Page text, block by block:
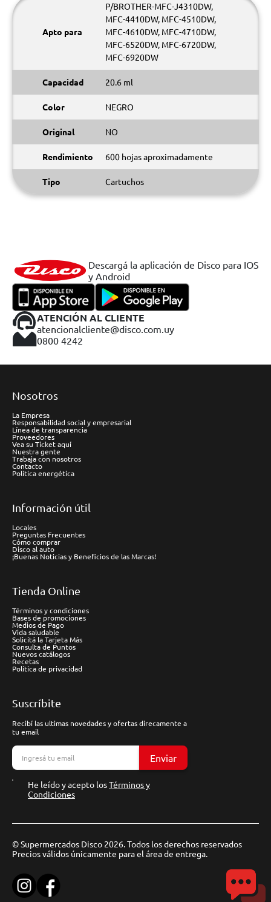
Apto para
P/BROTHER-MFC-J4310DW,
MFC-4410DW, MFC-4510DW,
MFC-4610DW, MFC-4710DW,
MFC-6520DW, MFC-6720DW,
MFC-6920DW
Capacidad 20.6 ml
Color NEGRO
Original NO
Rendimiento 600 hojas aproximadamente
Tipo Cartuchos
Descargá la aplicación de Disco para IOS
y Android
ATENCIÓN AL CLIENTE
atencionalcliente@disco.com.uy
0800 4242
Nosotros
La Empresa
Responsabilidad social y empresarial
Línea de transparencia
Proveedores
Vea su Ticket aquí
Nuestra gente
Trabaja con nosotros
Contacto
Política energética
Información útil
Locales
Preguntas Frecuentes
Cómo comprar
Disco al auto
¡Buenas Noticias y Beneficios de las Marcas!
Tienda Online
Términos y condiciones
Bases de promociones
Medios de Pago
Vida saludable
Solicitá la Tarjeta Más
Consulta de Puntos
Nuevos catálogos
Recetas
Política de privacidad
Suscríbite
Recibí las ultimas novedades y ofertas direcamente a
tu email
Enviar
He leído y acepto losTérminos y
Condiciones
© Supermercados Disco 2026. Todos los derechos reservados
Precios válidos únicamente para el área de entrega.